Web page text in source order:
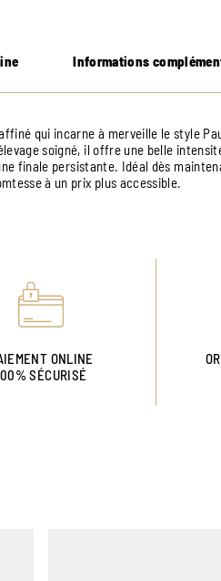
Informations
qui incarne à merveille le style
soigné, il offre une belle
finale persistante. Idéal dès
à un prix plus accessible.
ONLINE
SÉCURISÉ